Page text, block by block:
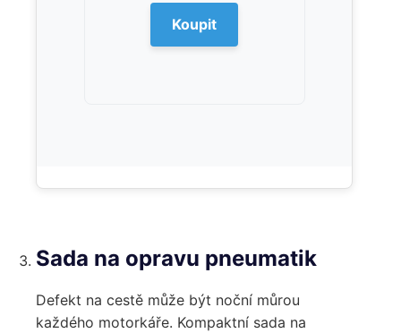
Koupit
Sada na opravu pneumatik
Defekt na cestě může být noční můrou
každého motorkáře. Kompaktní sada na